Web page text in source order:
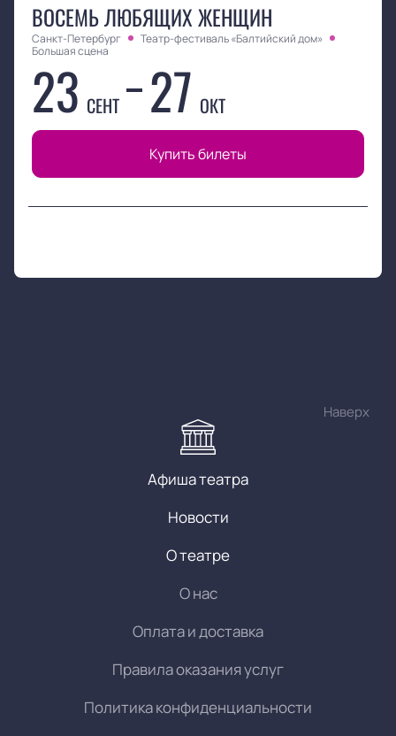
ВОСЕМЬ ЛЮБЯЩИХ ЖЕНЩИН
Санкт-Петербург
Театр-фестиваль «Балтийский дом»
Большая сцена
23 СЕНТ 27 ОКТ
Купить билеты
Наверх
Афиша театра
Новости
О театре
О нас
Оплата и доставка
Правила оказания услуг
Политика конфиденциальности